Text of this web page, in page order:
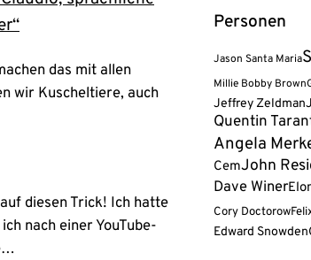
das mit allen
wir Kuscheltiere, auch
diesen Trick! Ich hatte
nach einer YouTube-
Personen
Jason Santa Maria
Millie Bobby Brown
Jeffrey Zeldman
Quentin
Angela
CemJohn
Dave Winer
Cory Doctorow
Edward Snowden